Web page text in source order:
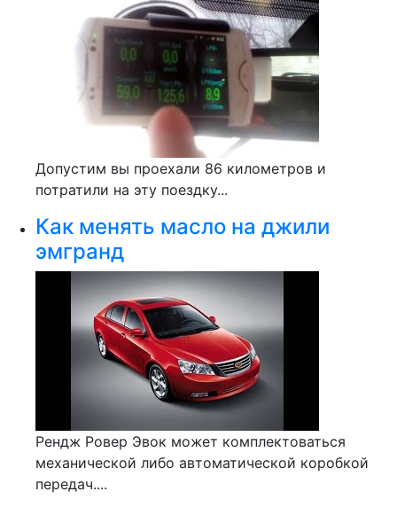
Допустим вы проехали 86 километров и
потратили на эту поездку...
Как менять масло на джили
эмгранд
Рендж Ровер Эвок может комплектоваться
механической либо автоматической коробкой
передач....